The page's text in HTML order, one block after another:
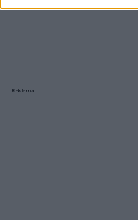
Reklama: